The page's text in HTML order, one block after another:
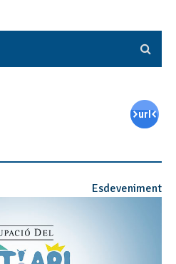
Esdeveniment